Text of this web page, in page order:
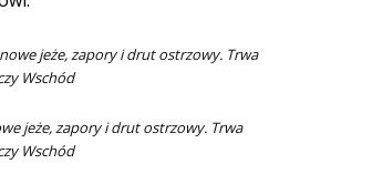
jeże, zapory i drut ostrzowy. Trwa
Wschód
jeże, zapory i drut ostrzowy. Trwa
Wschód